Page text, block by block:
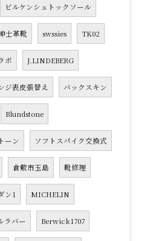
ビルケンシュトックソール
士革靴 swssies TK02
ボ J.LINDEBERG
ジ表皮張替え バックスキン
Blundstone
ーン ソフトスパイク交換式
倉敷市玉島 靴修理
ン1 MICHELIN
ラバー Berwick1707